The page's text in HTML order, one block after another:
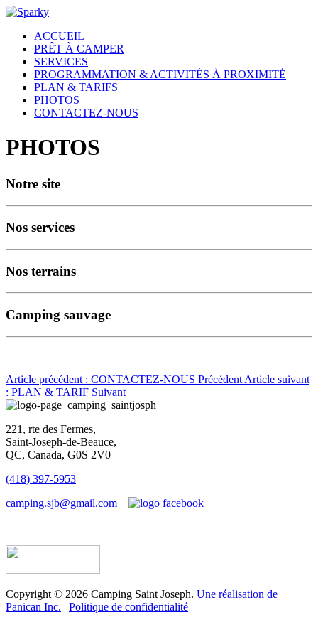
ACCUEIL
PRÊT À CAMPER
SERVICES
PROGRAMMATION & ACTIVITÉS À PROXIMITÉ
PLAN & TARIFS
PHOTOS
CONTACTEZ-NOUS
PHOTOS
Notre site
Nos services
Nos terrains
Camping sauvage
Article précédent : CONTACTEZ-NOUS Précédent Article suivant
: PLAN & TARIF Suivant
221, rte des Fermes,
Saint-Joseph-de-Beauce,
QC, Canada, G0S 2V0
(418) 397-5953
camping.sjb@gmail.com
Copyright © 2026 Camping Saint Joseph. Une réalisation de
Panican Inc. | Politique de confidentialité